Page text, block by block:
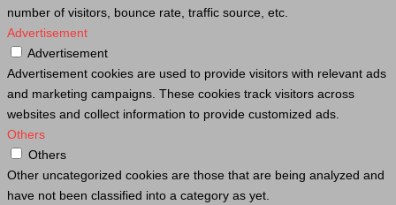
number of visitors, bounce rate, traffic source, etc.
Advertisement
Advertisement
Advertisement cookies are used to provide visitors with relevant ads
and marketing campaigns. These cookies track visitors across
websites and collect information to provide customized ads.
Others
Others
Other uncategorized cookies are those that are being analyzed and
have not been classified into a category as yet.